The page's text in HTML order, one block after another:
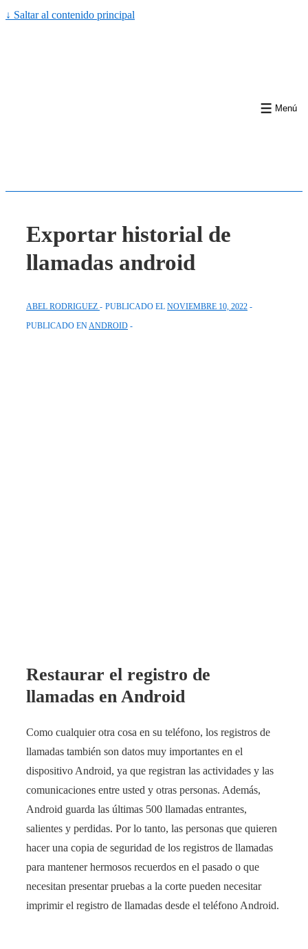
↓ Saltar al contenido principal
Menú
Exportar historial de
llamadas android
ABEL RODRIGUEZ PUBLICADO EL NOVIEMBRE 10, 2022
PUBLICADO EN ANDROID
Restaurar el registro de
llamadas en Android
Como cualquier otra cosa en su teléfono, los registros de
llamadas también son datos muy importantes en el
dispositivo Android, ya que registran las actividades y las
comunicaciones entre usted y otras personas. Además,
Android guarda las últimas 500 llamadas entrantes,
salientes y perdidas. Por lo tanto, las personas que quieren
hacer una copia de seguridad de los registros de llamadas
para mantener hermosos recuerdos en el pasado o que
necesitan presentar pruebas a la corte pueden necesitar
imprimir el registro de llamadas desde el teléfono Android.